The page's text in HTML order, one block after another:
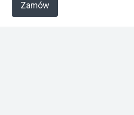
Zamów